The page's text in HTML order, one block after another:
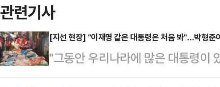
관련기사
[지선 현장] "이재명 같은 대통령은 처음 봐"…박형준
"그동안 우리나라에 많은 대통령이
리를 굴리고 또 정상적인 법질서를